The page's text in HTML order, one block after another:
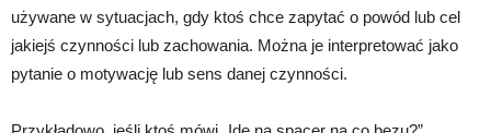
używane w sytuacjach, gdy ktoś chce zapytać o powód lub cel
jakiejś czynności lub zachowania. Można je interpretować jako
pytanie o motywację lub sens danej czynności.